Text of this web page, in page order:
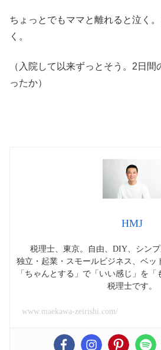
ちょっとでもママと離れると泣く
く。
（入院して以来ずっとそう。2日
ったか）
HMJ
税理士、東京。自由、DIY、シンプ
独立・起業・スモールビジネス、ベッ
「ちゃんとする」で「いい感じ」を
税理士です。
www.maekawa-zeirishi.com/